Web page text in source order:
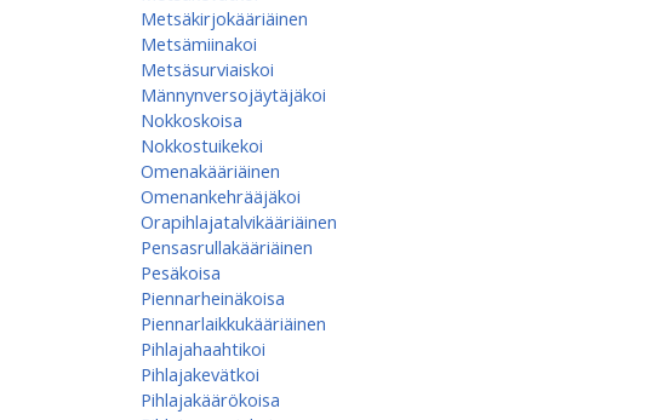
Metsäkirjokääriäinen
Metsämiinakoi
Metsäsurviaiskoi
Männynversojäytäjäkoi
Nokkoskoisa
Nokkostuikekoi
Omenakääriäinen
Omenan­kehrääjä­koi
Orapihlajatalvikääriäinen
Pensasrullakääriäinen
Pesäkoisa
Piennarheinäkoisa
Piennarlaikkukääriäinen
Pihlajahaahtikoi
Pihlajakevätkoi
Pihlajakäärökoisa